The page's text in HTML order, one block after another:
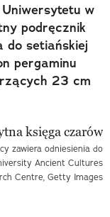
w
podręcznik
do setiańskiej
pergaminu
23 cm
zawiera odniesienia do
Ancient Cultures
Centre, Getty Images